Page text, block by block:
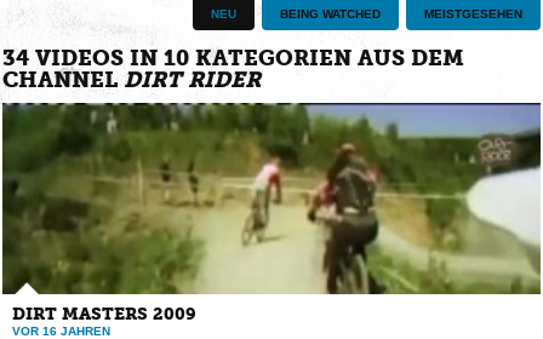
NEU BEING WATCHED MEISTGESEHEN
34 VIDEOS IN 10 KATEGORIEN AUS DEM
CHANNELDIRT RIDER
DIRT MASTERS 2009
VOR 16 JAHREN